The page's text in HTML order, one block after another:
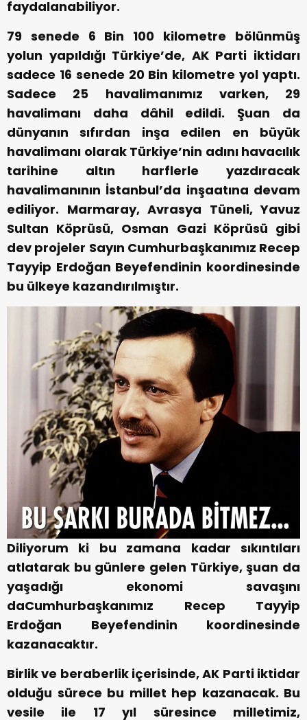
faydalanabiliyor.
79 senede 6 Bin 100 kilometre bölünmüş
yolun yapıldığı Türkiye’de, AK Parti iktidarı
sadece 16 senede 20 Bin kilometre yol yaptı.
Sadece 25 havalimanımız varken, 29
havalimanı daha dâhil edildi. Şuan da
dünyanın sıfırdan inşa edilen en büyük
havalimanı olarak Türkiye’nin adını havacılık
tarihine altın harflerle yazdıracak
havalimanının İstanbul’da inşaatına devam
ediliyor. Marmaray, Avrasya Tüneli, Yavuz
Sultan Köprüsü, Osman Gazi Köprüsü gibi
dev projeler Sayın Cumhurbaşkanımız Recep
Tayyip Erdoğan Beyefendinin koordinesinde
bu ülkeye kazandırılmıştır.
Diliyorum ki bu zamana kadar sıkıntıları
atlatarak bu günlere gelen Türkiye, şuan da
yaşadığı ekonomi savaşını
daCumhurbaşkanımız Recep Tayyip
Erdoğan Beyefendinin koordinesinde
kazanacaktır.
Birlik ve beraberlik içerisinde, AK Parti iktidar
olduğu sürece bu millet hep kazanacak. Bu
vesile ile 17 yıl süresince milletimiz,